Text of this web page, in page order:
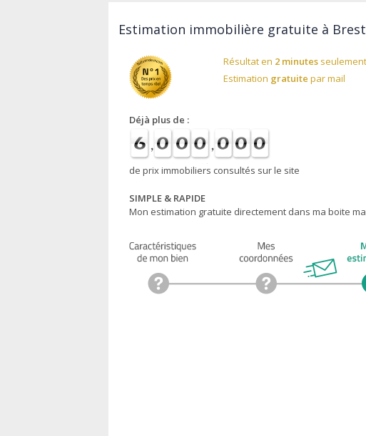
Estimation immobilière gratuite à Brest
Résultat en 2 minutesseulement
Estimation gratuite par mail
Déjà plus de :
de prix immobiliers consultés sur le site
SIMPLE & RAPIDE
Mon estimation gratuite directement dans ma boite